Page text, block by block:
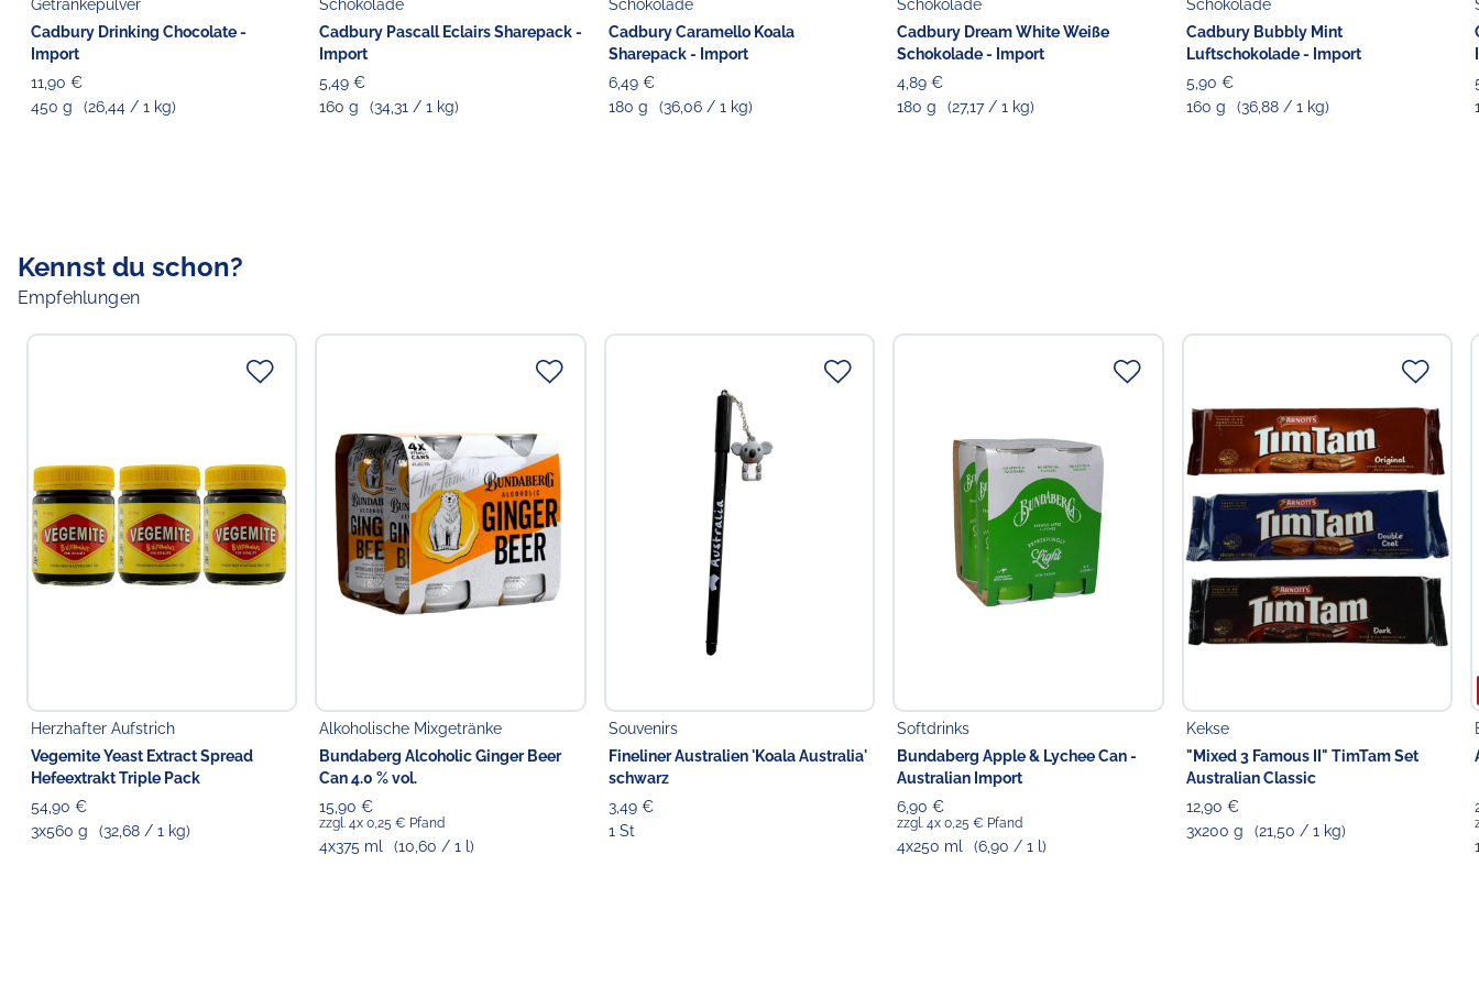
Getränkepulver
Cadbury Drinking Chocolate -
Import
11,90 €
450 g
(26,44 / 1 kg)
Schokolade
Cadbury Pascall Eclairs Sharepack -
Import
5,49 €
160 g
(34,31 / 1 kg)
Schokolade
Cadbury Caramello Koala
Sharepack - Import
6,49 €
180 g
(36,06 / 1 kg)
Schokolade
Cadbury Dream White Weiße
Schokolade - Import
4,89 €
180 g
(27,17 / 1 kg)
Schokolade
Cadbury Bubbly Mint
Luftschokolade - Import
5,90 €
160 g
(36,88 / 1 kg)
Kennst du schon?
Empfehlungen
Herzhafter Aufstrich
Vegemite Yeast Extract Spread
Hefeextrakt Triple Pack
54,90 €
3x560 g
(32,68 / 1 kg)
Alkoholische Mixgetränke
Bundaberg Alcoholic Ginger Beer
Can 4.0 % vol.
15,90 €
zzgl. 4x 0,25 € Pfand
4x375 ml (10,60 / 1 l)
Souvenirs
Fineliner Australien 'Koala Australia'
schwarz
3,49 €
1 St
Softdrinks
Bundaberg Apple & Lychee Can -
Australian Import
6,90 €
zzgl. 4x 0,25 € Pfand
4x250 ml (6,90 / 1 l)
Kekse
"Mixed 3 Famous II" TimTam Set
Australian Classic
12,90 €
3x200 g
(21,50 / 1 kg)